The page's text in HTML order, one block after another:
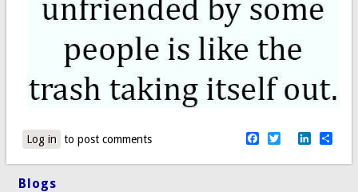
Facebook
Twitter
Log in to post comments
Blogs